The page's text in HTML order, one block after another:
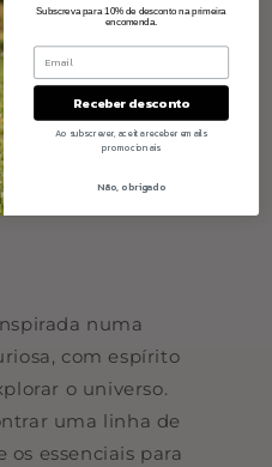
numa
com espírito
o universo.
uma linha de
essenciais para
Subscreva para 10% de desconto na primeira
encomenda.
Receber desconto
Ao subscrever, aceita receber emails
promocionais
Não, obrigado